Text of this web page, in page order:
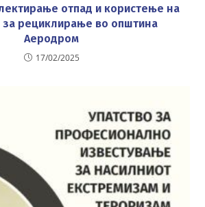
отпад и користење на
рециклирање во општина
Аеродром
17/02/2025